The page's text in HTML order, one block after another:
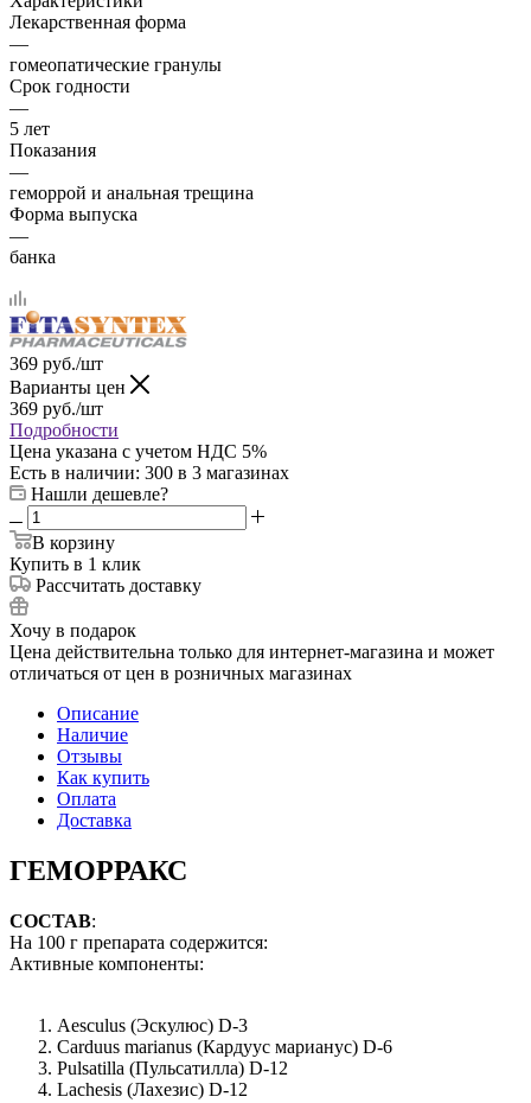
Лекарственная форма
—
гомеопатические гранулы
Срок годности
—
5 лет
Показания
—
геморрой и анальная трещина
Форма выпуска
—
банка
369 руб./шт
Варианты цен
369 руб./шт
Подробности
Цена указана с учетом НДС 5%
Есть в наличии: 300 в 3 магазинах
Нашли дешевле?
В корзину
Купить в 1 клик
Рассчитать доставку
Хочу в подарок
Цена действительна только для интернет-магазина и может
отличаться от цен в розничных магазинах
Описание
Наличие
Отзывы
Как купить
Оплата
Доставка
ГЕМОРРАКС
СОСТАВ:
На 100 г препарата содержится:
Активные компоненты:
Aesculus (Эскулюс) D-3
Carduus marianus (Кардуус марианус) D-6
Pulsatilla (Пульсатилла) D-12
Lachesis (Лахезис) D-12